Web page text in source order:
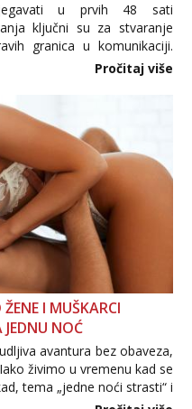
u prvih 48 sati
ključni su za stvaranje
granica u komunikaciji.
osobnih ili intimnih
još nije zaslužila to
Pročitaj više
I MUŠKARCI
NOĆ
avantura bez obaveza,
živimo u vremenu kad se
tema „jedne noći strasti“ i
zapravo misle žene, a što